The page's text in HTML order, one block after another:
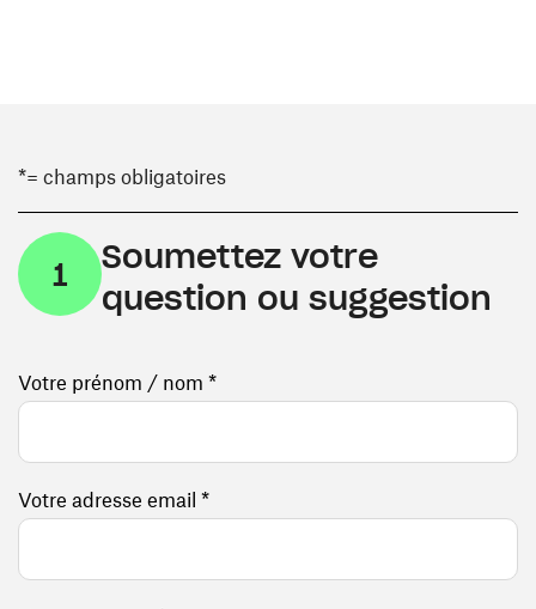
*= champs obligatoires
1
Soumettez votre
question ou suggestion
Votre prénom / nom *
Votre adresse email *